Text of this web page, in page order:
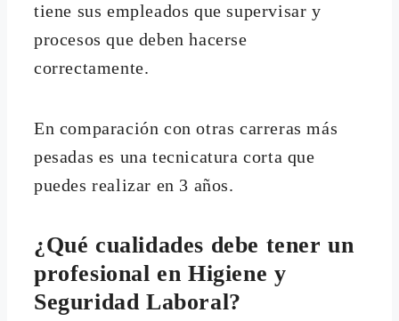
tiene sus empleados que supervisar y
procesos que deben hacerse
correctamente.
En comparación con otras carreras más
pesadas es una tecnicatura corta que
puedes realizar en 3 años.
¿Qué cualidades debe tener un
profesional en Higiene y
Seguridad Laboral?